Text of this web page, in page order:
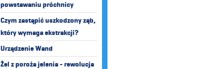
powstawaniu próchnicy
Czym zastąpić uszkodzony ząb,
który wymaga ekstrakcji?
Urządzenie Wand
Żel z poroża jelenia - rewolucja